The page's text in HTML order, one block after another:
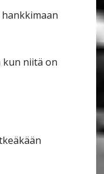
kun niitä on